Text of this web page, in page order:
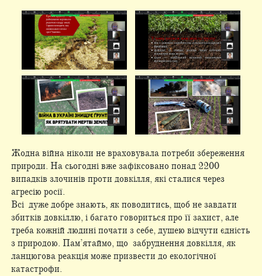
Жодна війна ніколи не враховувала потреби збереження
природи. На сьогодні вже зафіксовано понад 2200
випадків злочинів проти довкілля, які сталися через
агресію росії.
Всі дуже добре знають, як поводитись, щоб не завдати
збитків довкіллю, і багато говориться про її захист, але
треба кожній людині почати з себе, душею відчути єдність
з природою. Пам’ятаймо, що забруднення довкілля, як
ланцюгова реакція може призвести до екологічної
катастрофи.